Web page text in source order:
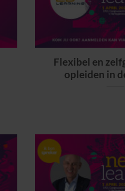
Flexibel en
opleiden in